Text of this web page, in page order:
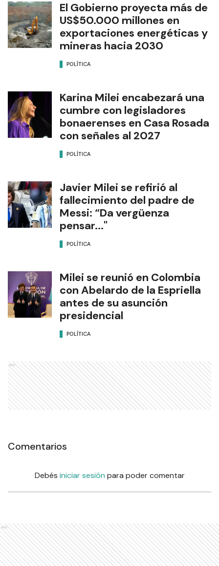
El Gobierno proyecta más de
US$50.000 millones en
exportaciones energéticas y
mineras hacia 2030
POLÍTICA
Karina Milei encabezará una
cumbre con legisladores
bonaerenses en Casa Rosada
con señales al 2027
POLÍTICA
Javier Milei se refirió al
fallecimiento del padre de
Messi: “Da vergüenza
pensar..."
POLÍTICA
Milei se reunió en Colombia
con Abelardo de la Espriella
antes de su asunción
presidencial
POLÍTICA
Ads
Comentarios
Debés iniciar sesión para poder comentar
Ads